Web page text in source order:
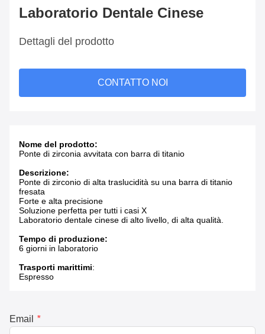
Laboratorio Dentale Cinese
Dettagli del prodotto
CONTATTO NOI
Nome del prodotto:
Ponte di zirconia avvitata con barra di titanio
Descrizione:
Ponte di zirconio di alta traslucidità su una barra di titanio
fresata
Forte e alta precisione
Soluzione perfetta per tutti i casi X
Laboratorio dentale cinese di alto livello, di alta qualità.
Tempo di produzione:
6 giorni in laboratorio
Trasporti marittimi:
Espresso
Email *